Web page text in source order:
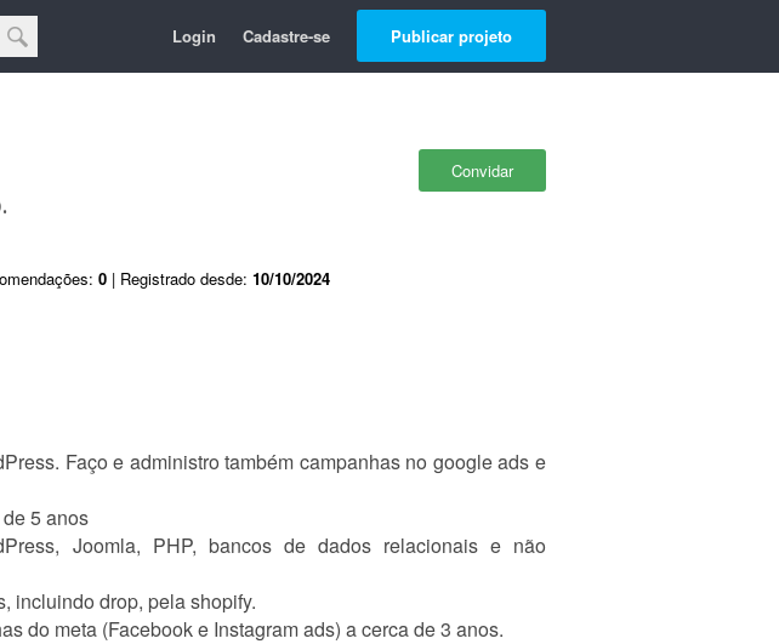
Login Cadastre-se Publicar projeto
Convidar
0 | Registrado desde: 10/10/2024
Faço e administro também campanhas no google ads e
5 anos
Joomla, PHP, bancos de dados relacionais e não
incluindo drop, pela shopify.
do meta (Facebook e Instagram ads) a cerca de 3 anos.